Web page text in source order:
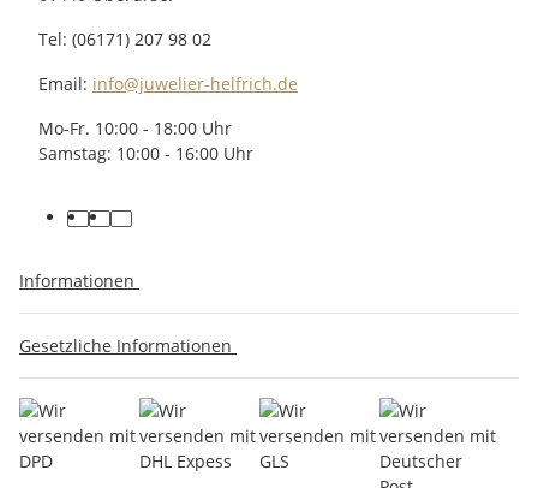
Tel: (06171) 207 98 02
Email: info@juwelier-helfrich.de
Mo-Fr. 10:00 - 18:00 Uhr
Samstag: 10:00 - 16:00 Uhr
Informationen
Gesetzliche Informationen